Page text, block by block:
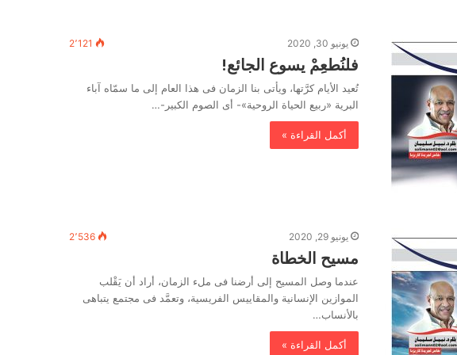
يونيو 30, 2020 2٬121
فلنُطعِمْ يسوع الجائع!
تُعيد الأيام كرَّتها، ويأتى بنا الزمان فى هذا العام إلى ما سمّاه آباء
البرية «ربيع الحياة الروحية»- أى الصوم الكبير-…
أكمل القراءة »
يونيو 29, 2020 2٬536
مسيح الخطاة
عندما وصل المسيح إلى أرضنا فى ملء الزمان، أراد أن يَقْلب
الموازين الإنسانية والمقاييس الفريسية، وتعمَّد فى مجتمع يتباهى
بالأنساب…
أكمل القراءة »